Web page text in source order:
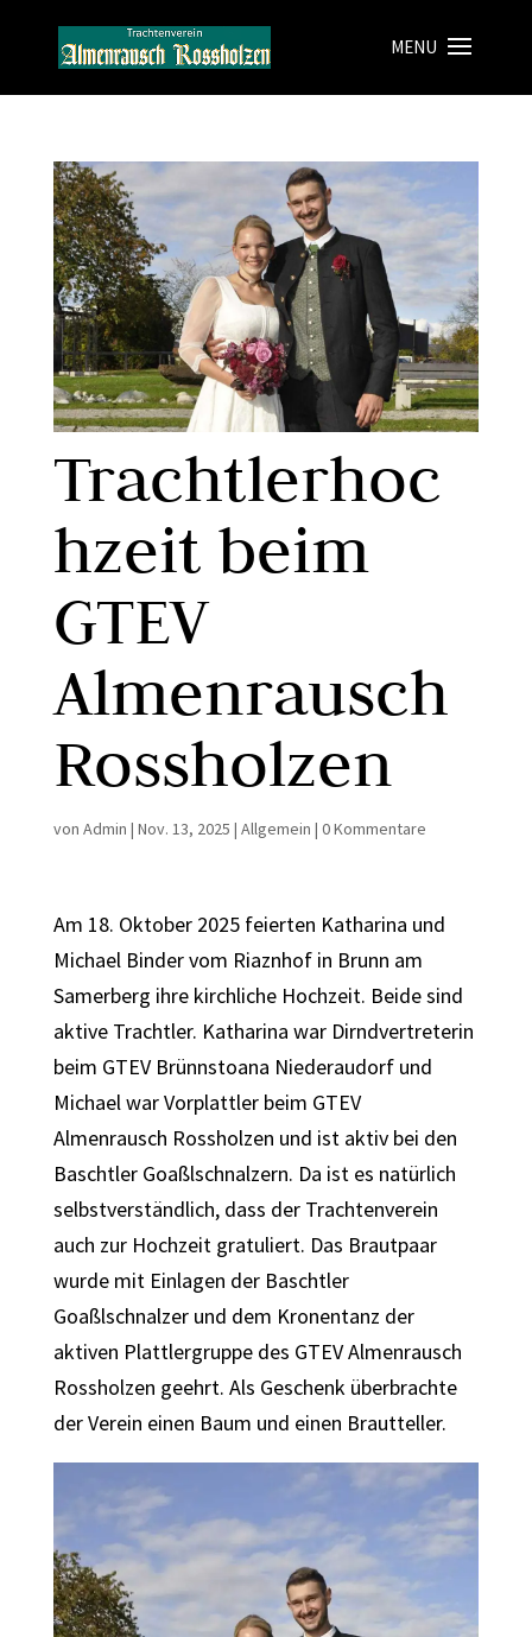
Trachtlerhoc
hzeit beim
GTEV
Almenrausch
Rossholzen
von Admin | Nov. 13, 2025 | Allgemein | 0 Kommentare
Am 18. Oktober 2025 feierten Katharina und
Michael Binder vom Riaznhof in Brunn am
Samerberg ihre kirchliche Hochzeit. Beide sind
aktive Trachtler. Katharina war Dirndvertreterin
beim GTEV Brünnstoana Niederaudorf und
Michael war Vorplattler beim GTEV
Almenrausch Rossholzen und ist aktiv bei den
Baschtler Goaßlschnalzern. Da ist es natürlich
selbstverständlich, dass der Trachtenverein
auch zur Hochzeit gratuliert. Das Brautpaar
wurde mit Einlagen der Baschtler
Goaßlschnalzer und dem Kronentanz der
aktiven Plattlergruppe des GTEV Almenrausch
Rossholzen geehrt. Als Geschenk überbrachte
der Verein einen Baum und einen Brautteller.